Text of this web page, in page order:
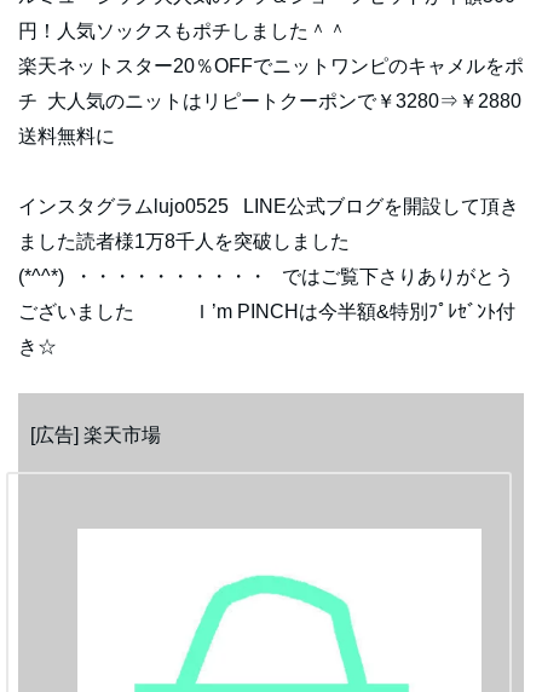
円！人気ソックスもポチしました＾＾
楽天ネットスター20％OFFでニットワンピのキャメルをポ
チ 大人気のニットはリピートクーポンで￥3280⇒￥2880
送料無料に
インスタグラムlujo0525 LINE公式ブログを開設して頂き
ました読者様1万8千人を突破しました
(*^^*) ・・・・・・・・・・ ではご覧下さりありがとう
ございました Ｉ’m PINCHは今半額&特別ﾌﾟﾚｾﾞﾝﾄ付
き☆
[広告] 楽天市場